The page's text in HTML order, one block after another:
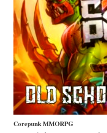
Corepunk MMORPG